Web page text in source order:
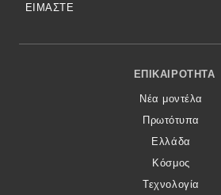
ΕΙΜΑΣΤΕ
Footer Menu
ΕΠΙΚΑΙΡΌΤΗΤΑ
Νέα μοντέλα
Πρωτότυπα
Ελλάδα
Κόσμος
Τεχνολογία